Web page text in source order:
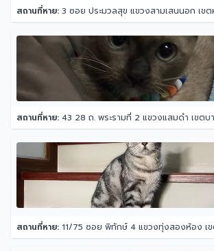
สถานที่หาย: 3 ซอย ประมวลสุข แขวงสามเสนนอก เข
สถานที่หาย: 43 28 ถ. พระรามที่ 2 แขวงแสมดำ เขต
สถานที่หาย: 11/75 ซอย พิทักษ์ 4 แขวงทุ่งสองห้อง เ